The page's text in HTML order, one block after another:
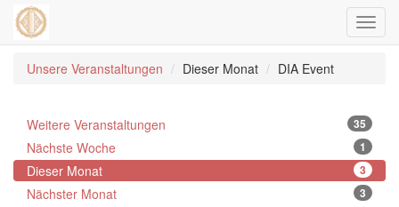
ein-/
Unsere Veranstaltungen
Dieser Monat DIA Event
Weitere Veranstaltungen 35
Nächste Woche 1
Dieser Monat 3
Nächster Monat 3